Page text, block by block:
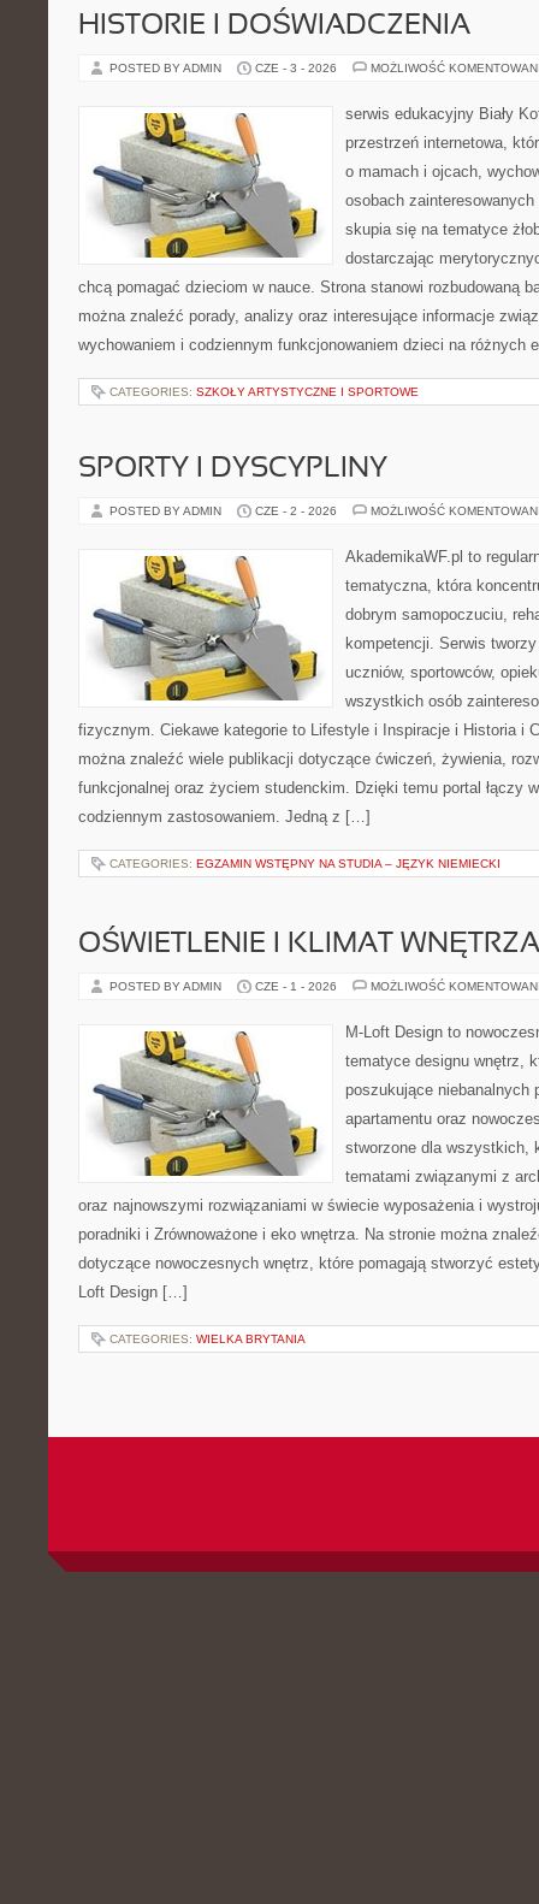
HISTORIE I DOŚWIADCZENIA
POSTED BY ADMIN CZE - 3 - 2026 MOŻLIWOŚĆ
serwis edukacyjny Biały
przestrzeń internetowa,
o mamach i ojcach,
osobach
skupia się na tematyce
dostarczając
chcą pomagać dzieciom w nauce. Strona stanowi rozbudowaną
można znaleźć porady, analizy oraz interesujące informacje
wychowaniem i codziennym funkcjonowaniem dzieci na różnych
CATEGORIES: SZKOŁY ARTYSTYCZNE I SPORTOWE
SPORTY I DYSCYPLINY
POSTED BY ADMIN CZE - 2 - 2026 MOŻLIWOŚĆ
AkademikaWF.pl to
tematyczna, która
dobrym samopoczuciu,
kompetencji. Serwis
uczniów, sportowców,
wszystkich osób
fizycznym. Ciekawe kategorie to Lifestyle i Inspiracje i Historia i
można znaleźć wiele publikacji dotyczące ćwiczeń, żywienia,
funkcjonalnej oraz życiem studenckim. Dzięki temu portal łączy
codziennym zastosowaniem. Jedną z […]
CATEGORIES: EGZAMIN WSTĘPNY NA STUDIA – JĘZYK NIEMIECKI
OŚWIETLENIE I KLIMAT WNĘTRZA
POSTED BY ADMIN CZE - 1 - 2026 MOŻLIWOŚĆ
M-Loft Design to
tematyce designu wnętrz,
poszukujące niebanalnych
apartamentu oraz
stworzone dla wszystkich,
tematami związanymi z
oraz najnowszymi rozwiązaniami w świecie wyposażenia i
poradniki i Zrównoważone i eko wnętrza. Na stronie można
dotyczące nowoczesnych wnętrz, które pomagają stworzyć
Loft Design […]
CATEGORIES: WIELKA BRYTANIA